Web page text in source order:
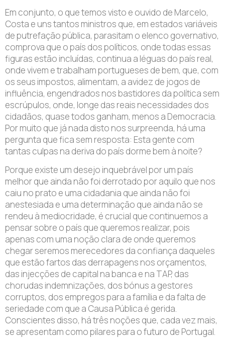
Em conjunto, o que temos visto e ouvido de Marcelo,
Costa e uns tantos ministros que, em estados variáveis
de putrefação pública, parasitam o elenco governativo,
comprova que o país dos políticos, onde todas essas
figuras estão incluídas, continua a léguas do país real,
onde vivem e trabalham portugueses de bem, que, com
os seus impostos, alimentam, a avidez de jogos de
influência, engendrados nos bastidores da política sem
escrúpulos, onde, longe das reais necessidades dos
cidadãos, quase todos ganham, menos a Democracia.
Por muito que já nada disto nos surpreenda, há uma
pergunta que fica sem resposta: Esta gente com
tantas culpas na deriva do país dorme bem à noite?
Porque existe um desejo inquebrável por um país
melhor que ainda não foi derrotado por aquilo que nos
caiu no prato e uma cidadania que ainda não foi
anestesiada e uma determinação que ainda não se
rendeu à mediocridade, é crucial que continuemos a
pensar sobre o país que queremos realizar, pois
apenas com uma noção clara de onde queremos
chegar seremos merecedores da confiança daqueles
que estão fartos das derrapagens nos orçamentos,
das injecções de capital na banca e na TAP, das
chorudas indemnizações, dos bónus a gestores
corruptos, dos empregos para a família e da falta de
seriedade com que a Causa Pública é gerida.
Conscientes disso, há três noções que, cada vez mais,
se apresentam como pilares para o futuro de Portugal.